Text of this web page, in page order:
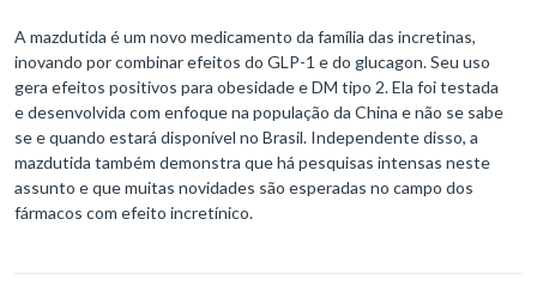
A mazdutida é um novo medicamento da família das incretinas,
inovando por combinar efeitos do GLP-1 e do glucagon. Seu uso
gera efeitos positivos para obesidade e DM tipo 2. Ela foi testada
e desenvolvida com enfoque na população da China e não se sabe
se e quando estará disponível no Brasil. Independente disso, a
mazdutida também demonstra que há pesquisas intensas neste
assunto e que muitas novidades são esperadas no campo dos
fármacos com efeito incretínico.